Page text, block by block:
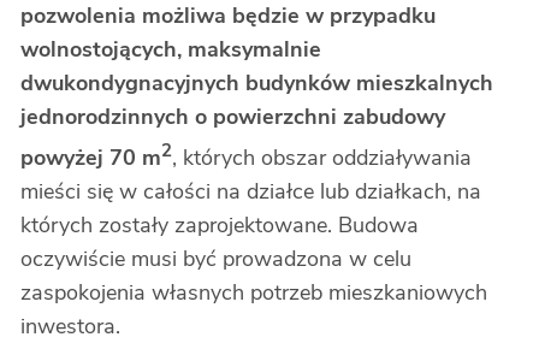
pozwolenia możliwa będzie w przypadku
wolnostojących, maksymalnie
dwukondygnacyjnych budynków mieszkalnych
jednorodzinnych o powierzchni zabudowy
powyżej 70 m2, których obszar oddziaływania
mieści się w całości na działce lub działkach, na
których zostały zaprojektowane. Budowa
oczywiście musi być prowadzona w celu
zaspokojenia własnych potrzeb mieszkaniowych
inwestora.